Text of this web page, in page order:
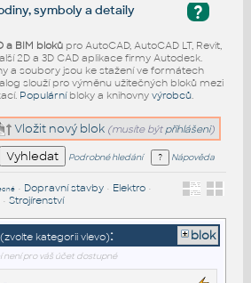
?
symboly a detaily
a BIM blokůpro AutoCAD, AutoCAD LT, Revit,
2D a 3D CAD aplikace firmy Autodesk.
a soubory jsou ke stažení ve formátech
slouží pro výměnu užitečných bloků mezi
Populárníbloky a knihovny výrobců.
Vložit nový blok (musíte být přihlášeni)
Podrobné hledání Nápověda
• Dopravní stavby• Elektro•
• Strojírenství
(zvolte kategorii vlevo): blok
pro váš účet dostupné